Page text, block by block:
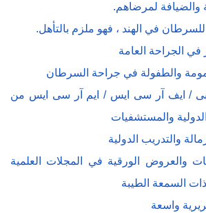
والضيافة لمرضاهم.
في الهند ، فهو ملزم بالتأهل.
في الجراحة العامة
والطفولة في جراحة السرطان
/ ایف آر سی ایس / ایم آر سی ایس من
الدولية والمستشفيات
والتدريب الدولية
والعروض الورقية في المجلات العلمية
السمعة الطيبة
واسعة